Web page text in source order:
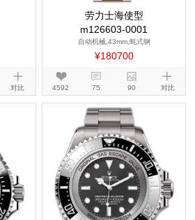
对比
劳力士海使型
m126603-0001
自动机械,43mm,蚝式钢
¥180700
4592 75 90 对比